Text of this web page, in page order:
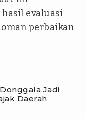
evaluasi
perbaikan
Jadi
Daerah